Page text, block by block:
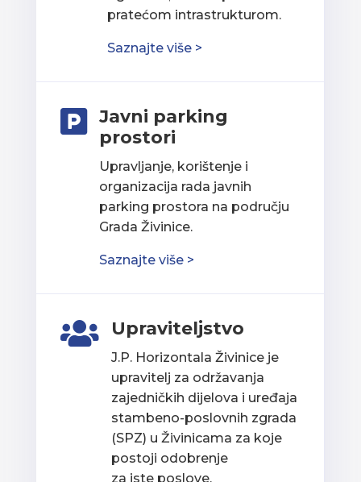
pratećom intrastrukturom.
Saznajte više >

Javni parking
prostori
Upravljanje, korištenje i
organizacija rada javnih
parking prostora na području
Grada Živinice.
Saznajte više >
 Upraviteljstvo
J.P. Horizontala Živinice je
upravitelj za održavanja
zajedničkih dijelova i uređaja
stambeno-poslovnih zgrada
(SPZ) u Živinicama za koje
postoji odobrenje
za iste poslove.